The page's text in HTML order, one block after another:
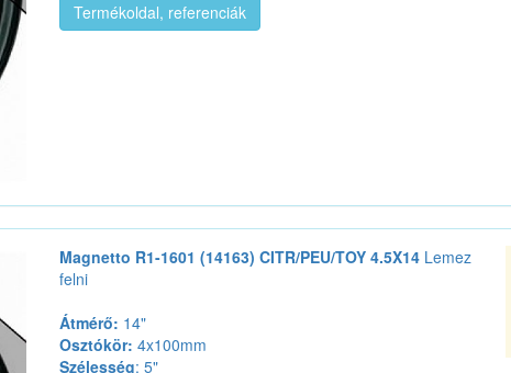
Termékoldal, referenciák
Magnetto R1-1601 (14163) CITR/PEU/TOY 4.5X14Lemez
felni
Átmérő: 14"
Osztókör: 4x100mm
Szélesség: 5"